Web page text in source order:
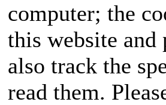
computer; the
this website
also track the
read them.